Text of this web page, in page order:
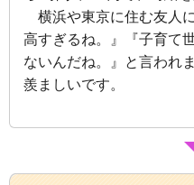
横浜や東京に住む友人
高すぎるね。』『子育て
ないんだね。』と言われ
羨ましいです。